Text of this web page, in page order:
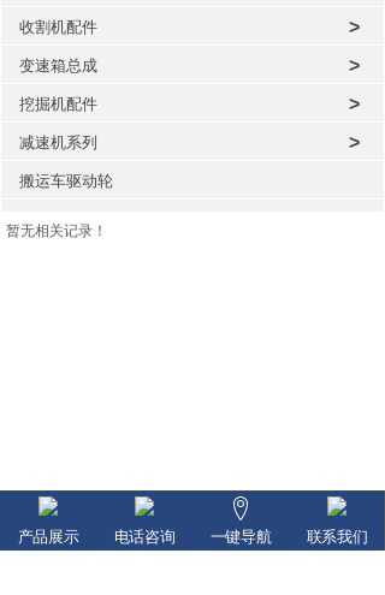
收割机配件 >
变速箱总成 >
挖掘机配件 >
减速机系列 >
搬运车驱动轮
暂无相关记录！
产品展示 电话咨询 一键导航 联系我们